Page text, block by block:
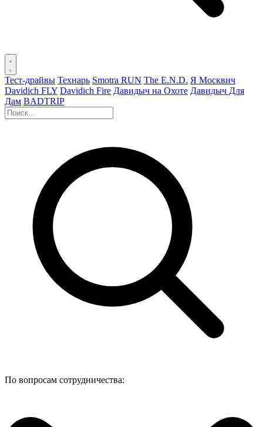
Тест-драйвы Технарь Smotra RUN The E.N.D. Я Москвич
Davidich FLY Davidich Fire Давидыч на Охоте Давидыч Для
Дам BADTRIP
По вопросам сотрудничества: